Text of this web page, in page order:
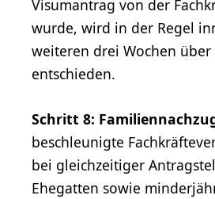
Visumantrag von der
wurde, wird in der Regel
weiteren drei Wochen über
entschieden.
Schritt 8:
beschleunigte
bei gleichzeitiger
Ehegatten sowie